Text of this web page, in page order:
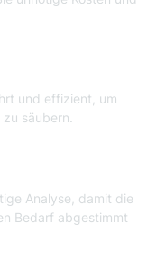
und effizient, um
säubern.
Analyse, damit die
Bedarf abgestimmt